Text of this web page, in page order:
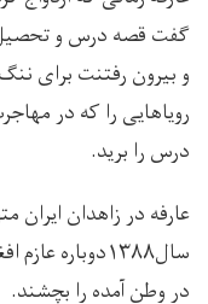
گفت قصه درس و تحصیل
و بیرون رفتنت برای
رویاهایی را که در
درس را برید.
عارفه در زاهدان ایران
در وطن آمده را بچشند.